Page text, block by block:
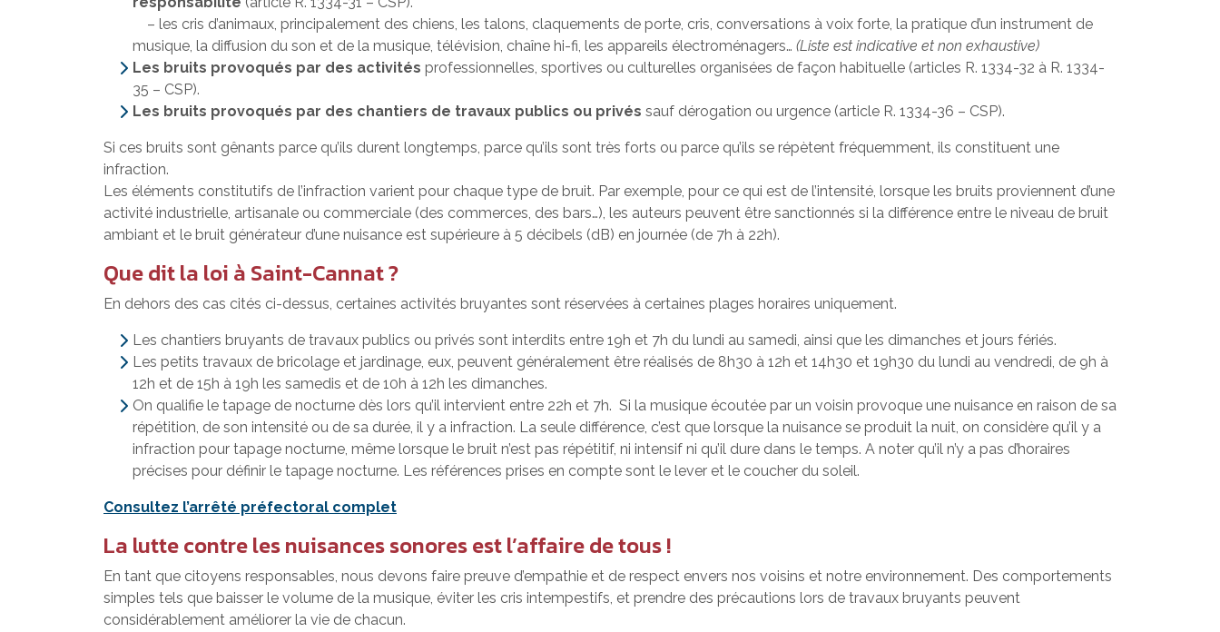
– les cris d’animaux, principalement des chiens, les talons, claquements de porte, cris, conversations à voix forte, la pratique d’un instrument de
musique, la diffusion du son et de la musique, télévision, chaîne hi-fi, les appareils électroménagers… (Liste est indicative et non exhaustive)
Les bruits provoqués par des activités professionnelles, sportives ou culturelles organisées de façon habituelle (articles R. 1334-32 à R. 1334-
35 – CSP).
Les bruits provoqués par des chantiers de travaux publics ou privés sauf dérogation ou urgence (article R. 1334-36 – CSP).
Si ces bruits sont gênants parce qu’ils durent longtemps, parce qu’ils sont très forts ou parce qu’ils se répètent fréquemment, ils constituent une
infraction.
Les éléments constitutifs de l’infraction varient pour chaque type de bruit. Par exemple, pour ce qui est de l’intensité, lorsque les bruits proviennent d’une
activité industrielle, artisanale ou commerciale (des commerces, des bars…), les auteurs peuvent être sanctionnés si la différence entre le niveau de bruit
ambiant et le bruit générateur d’une nuisance est supérieure à 5 décibels (dB) en journée (de 7h à 22h).
Que dit la loi à Saint-Cannat ?
En dehors des cas cités ci-dessus, certaines activités bruyantes sont réservées à certaines plages horaires uniquement.
Les chantiers bruyants de travaux publics ou privés sont interdits entre 19h et 7h du lundi au samedi, ainsi que les dimanches et jours fériés.
Les petits travaux de bricolage et jardinage, eux, peuvent généralement être réalisés de 8h30 à 12h et 14h30 et 19h30 du lundi au vendredi, de 9h à
12h et de 15h à 19h les samedis et de 10h à 12h les dimanches.
On qualifie le tapage de nocturne dès lors qu’il intervient entre 22h et 7h. Si la musique écoutée par un voisin provoque une nuisance en raison de sa
répétition, de son intensité ou de sa durée, il y a infraction. La seule différence, c’est que lorsque la nuisance se produit la nuit, on considère qu’il y a
infraction pour tapage nocturne, même lorsque le bruit n’est pas répétitif, ni intensif ni qu’il dure dans le temps. A noter qu’il n’y a pas d’horaires
précises pour définir le tapage nocturne. Les références prises en compte sont le lever et le coucher du soleil.
Consultez l’arrêté préfectoral complet
La lutte contre les nuisances sonores est l’affaire de tous !
En tant que citoyens responsables, nous devons faire preuve d’empathie et de respect envers nos voisins et notre environnement. Des comportements
simples tels que baisser le volume de la musique, éviter les cris intempestifs, et prendre des précautions lors de travaux bruyants peuvent
considérablement améliorer la vie de chacun.